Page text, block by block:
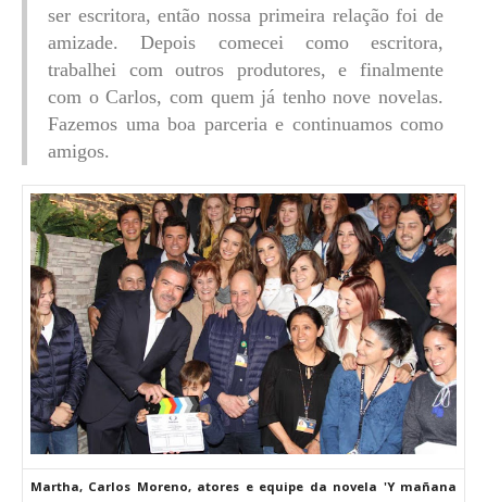
ser escritora, então nossa primeira relação foi de
amizade. Depois comecei como escritora,
trabalhei com outros produtores, e finalmente
com o Carlos, com quem já tenho nove novelas.
Fazemos uma boa parceria e continuamos como
amigos.
Martha, Carlos Moreno, atores e equipe da novela 'Y mañana